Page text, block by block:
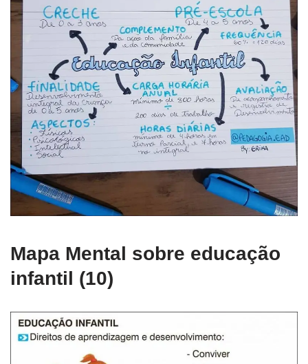
Mapa Mental sobre educação
infantil (10)